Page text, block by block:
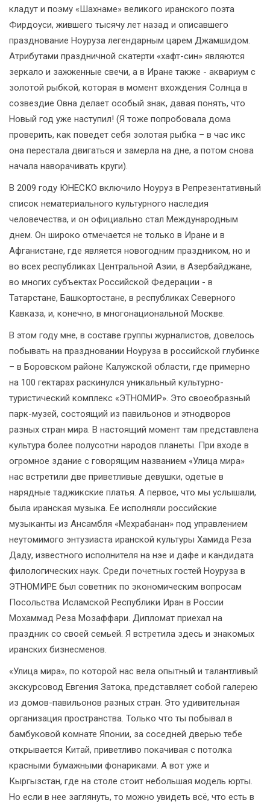
кладут и поэму «Шахнаме» великого иранского поэта
Фирдоуси, жившего тысячу лет назад и описавшего
празднование Ноуруза легендарным царем Джамшидом.
Атрибутами праздничной скатерти «хафт-син» являются
зеркало и зажженные свечи, а в Иране также - аквариум с
золотой рыбкой, которая в момент вхождения Солнца в
созвездие Овна делает особый знак, давая понять, что
Новый год уже наступил! (Я тоже попробовала дома
проверить, как поведет себя золотая рыбка – в час икс
она перестала двигаться и замерла на дне, а потом снова
начала наворачивать круги).
В 2009 году ЮНЕСКО включило Ноуруз в Репрезентативный
список нематериального культурного наследия
человечества, и он официально стал Международным
днем. Он широко отмечается не только в Иране и в
Афганистане, где является новогодним праздником, но и
во всех республиках Центральной Азии, в Азербайджане,
во многих субъектах Российской Федерации - в
Татарстане, Башкортостане, в республиках Северного
Кавказа, и, конечно, в многонациональной Москве.
В этом году мне, в составе группы журналистов, довелось
побывать на праздновании Ноуруза в российской глубинке
– в Боровском районе Калужской области, где примерно
на 100 гектарах раскинулся уникальный культурно-
туристический комплекс «ЭТНОМИР». Это своеобразный
парк-музей, состоящий из павильонов и этнодворов
разных стран мира. В настоящий момент там представлена
культура более полусотни народов планеты. При входе в
огромное здание с говорящим названием «Улица мира»
нас встретили две приветливые девушки, одетые в
нарядные таджикские платья. А первое, что мы услышали,
была иранская музыка. Ее исполняли российские
музыканты из Ансамбля «Мехрабанан» под управлением
неутомимого энтузиаста иранской культуры Хамида Реза
Даду, известного исполнителя на нэе и дафе и кандидата
филологических наук. Среди почетных гостей Ноуруза в
ЭТНОМИРЕ был советник по экономическим вопросам
Посольства Исламской Республики Иран в России
Мохаммад Реза Мозаффари. Дипломат приехал на
праздник со своей семьей. Я встретила здесь и знакомых
иранских бизнесменов.
«Улица мира», по которой нас вела опытный и талантливый
экскурсовод Евгения Затока, представляет собой галерею
из домов-павильонов разных стран. Это удивительная
организация пространства. Только что ты побывал в
бамбуковой комнате Японии, за соседней дверью тебе
открывается Китай, приветливо покачивая с потолка
красными бумажными фонариками. А вот уже и
Кыргызстан, где на столе стоит небольшая модель юрты.
Но если в нее заглянуть, то можно увидеть всё, что есть в